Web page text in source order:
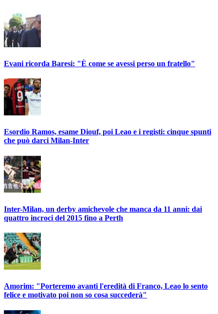
Evani ricorda Baresi: "È come se avessi perso un fratello"
Esordio Ramos, esame Diouf, poi Leao e i registi: cinque spunti
che può darci Milan-Inter
Inter-Milan, un derby amichevole che manca da 11 anni: dai
quattro incroci del 2015 fino a Perth
Amorim: "Porteremo avanti l'eredità di Franco, Leao lo sento
felice e motivato poi non so cosa succederà"